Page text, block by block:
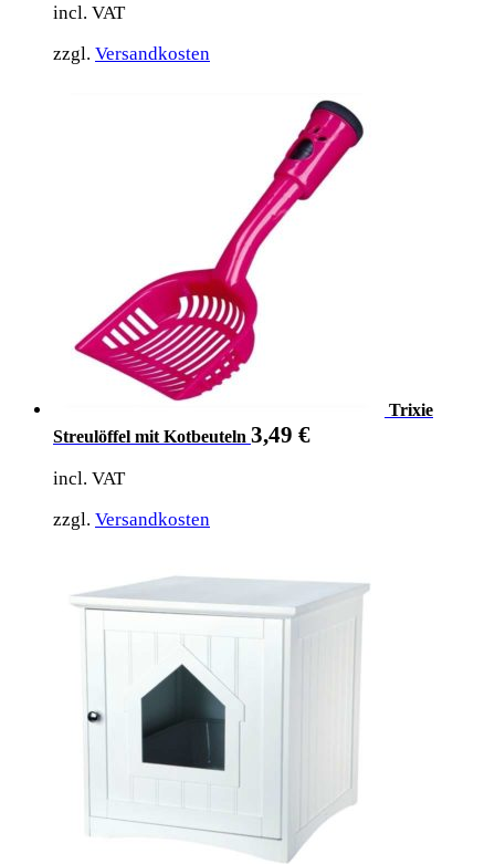
incl. VAT
zzgl. Versandkosten
Trixie
Streulöffel mit Kotbeuteln 3,49 €
incl. VAT
zzgl. Versandkosten